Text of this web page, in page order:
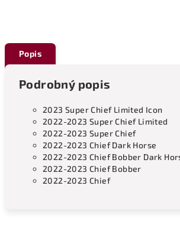
Popis
Podrobný popis
2023 Super Chief Limited Icon
2022-2023 Super Chief Limited
2022-2023 Super Chief
2022-2023 Chief Dark Horse
2022-2023 Chief Bobber Dark
2022-2023 Chief Bobber
2022-2023 Chief